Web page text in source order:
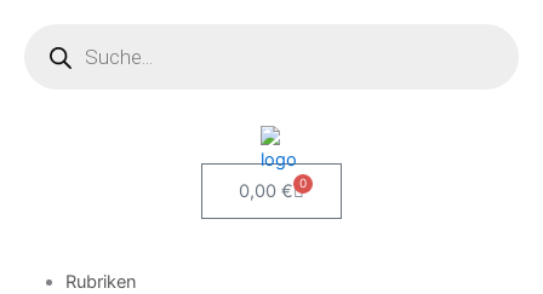
springen
0,00 € 0
Warenkorb
Rubriken